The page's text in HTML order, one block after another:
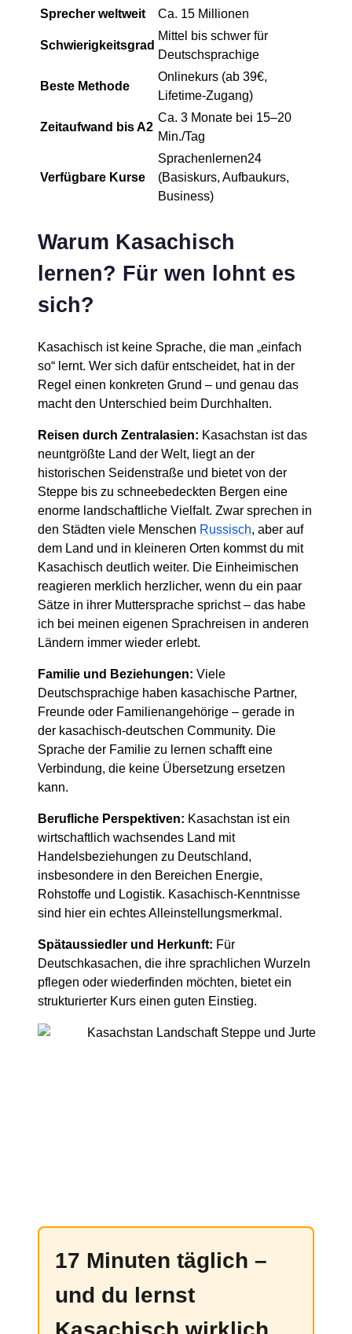
Sprecher weltweit
Ca. 15 Millionen
Schwierigkeitsgrad
Mittel bis schwer für
Deutschsprachige
Beste Methode
Onlinekurs (ab 39€,
Lifetime-Zugang)
Zeitaufwand bis A2
Ca. 3 Monate bei 15–20
Min./Tag
Verfügbare Kurse
Sprachenlernen24
(Basiskurs, Aufbaukurs,
Business)
Warum Kasachisch
lernen? Für wen lohnt es
sich?
Kasachisch ist keine Sprache, die man „einfach
so“ lernt. Wer sich dafür entscheidet, hat in der
Regel einen konkreten Grund – und genau das
macht den Unterschied beim Durchhalten.
Reisen durch Zentralasien: Kasachstan ist das
neuntgrößte Land der Welt, liegt an der
historischen Seidenstraße und bietet von der
Steppe bis zu schneebedeckten Bergen eine
enorme landschaftliche Vielfalt. Zwar sprechen in
den Städten viele Menschen Russisch, aber auf
dem Land und in kleineren Orten kommst du mit
Kasachisch deutlich weiter. Die Einheimischen
reagieren merklich herzlicher, wenn du ein paar
Sätze in ihrer Muttersprache sprichst – das habe
ich bei meinen eigenen Sprachreisen in anderen
Ländern immer wieder erlebt.
Familie und Beziehungen: Viele
Deutschsprachige haben kasachische Partner,
Freunde oder Familienangehörige – gerade in
der kasachisch-deutschen Community. Die
Sprache der Familie zu lernen schafft eine
Verbindung, die keine Übersetzung ersetzen
kann.
Berufliche Perspektiven: Kasachstan ist ein
wirtschaftlich wachsendes Land mit
Handelsbeziehungen zu Deutschland,
insbesondere in den Bereichen Energie,
Rohstoffe und Logistik. Kasachisch-Kenntnisse
sind hier ein echtes Alleinstellungsmerkmal.
Spätaussiedler und Herkunft: Für
Deutschkasachen, die ihre sprachlichen Wurzeln
pflegen oder wiederfinden möchten, bietet ein
strukturierter Kurs einen guten Einstieg.
17 Minuten täglich –
und du lernst